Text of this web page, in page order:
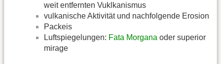
weit entfernten Vuklkanismus
vulkanische Aktivität und nachfolgende Erosion
Packeis
Luftspiegelungen: Fata Morgana oder superior
mirage